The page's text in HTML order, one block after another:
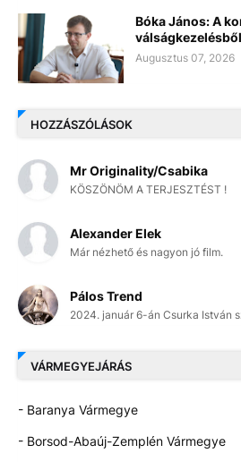
Bóka János: A
Augusztus 07, 2026
HOZZÁSZÓLÁSOK
Mr Originality/Csabika
KÖSZÖNÖM A TERJESZTÉST !
Alexander Elek
Már nézhető és nagyon jó film.
Pálos Trend
2024. január 6-án Csurka István
VÁRMEGYEJÁRÁS
- Baranya Vármegye
- Borsod-Abaúj-Zemplén Vármegye